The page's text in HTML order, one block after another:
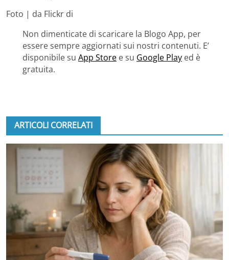
Foto | da Flickr di
Non dimenticate di scaricare la Blogo App, per
essere sempre aggiornati sui nostri contenuti. E’
disponibile su App Store e su Google Play ed è
gratuita.
ARTICOLI CORRELATI